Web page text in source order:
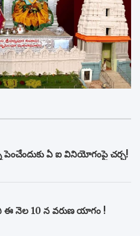
ఏ ఐ వినియోగంపై చర్చ!
ఈ నెల 10 న వరుణ యాగం !